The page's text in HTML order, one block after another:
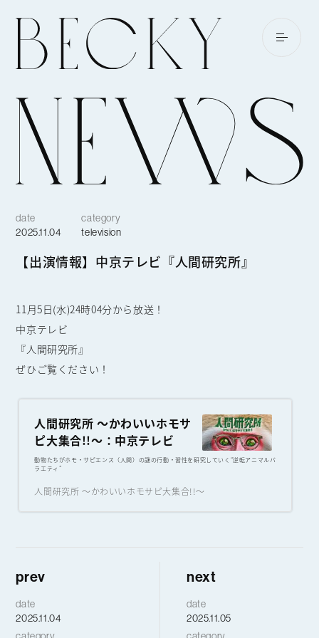
date
2025.11.04
category
television
【出演情報】中京テレビ『人間研究所』
11月5日(水)24時04分から放送！
中京テレビ
『人間研究所』
ぜひご覧ください！
人間研究所 ～かわいいホモサ
ピ大集合!!～：中京テレビ
動物たちがホモ・サピエンス（人間）の謎の行動・習性を研究していく“逆転アニマルバ
ラエティ”
人間研究所 ～かわいいホモサピ大集合!!～
prev
date
2025.11.04
next
date
2025.11.05